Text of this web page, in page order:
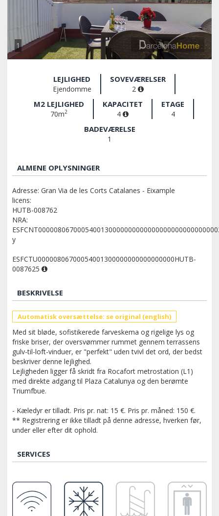
1
LEJLIGHED
Ejendomme
SOVEVÆRELSER
2
M2 LEJLIGHED
70m2
KAPACITET
4
ETAGE
4
BADEVÆRELSE
1
ALMENE OPLYSNINGER
Adresse: Gran Via de les Corts Catalanes - Eixample
licens:
HUTB-008762
NRA:
y
ESFCTU00000806700054001300000000000000000HUTB-
0087625
BESKRIVELSE
Automatisk oversættelse: se original (english)
Med sit bløde, sofistikerede farveskema og rigelige lys og
friske briser, der oversvømmer rummet gennem terrassens
gulv-til-loft-vinduer, er "perfekt" uden tvivl det ord, der bedst
beskriver denne lejlighed.
Lejligheden ligger få skridt fra Rocafort metrostation (L1)
med direkte adgang til Plaza Catalunya og den berømte
Triumfbue.
- Kæledyr er tilladt. Pris pr. nat: 15 €. Pris pr. måned: 150 €.
** Registrering er ikke tilladt på denne adresse, hverken før,
under eller efter dit ophold.
SERVICES